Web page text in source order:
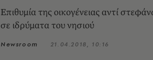
Επιθυμία της οικογένειας αντί
σε ιδρύματα του νησιού
Newsroom 21.04.2018, 10:16